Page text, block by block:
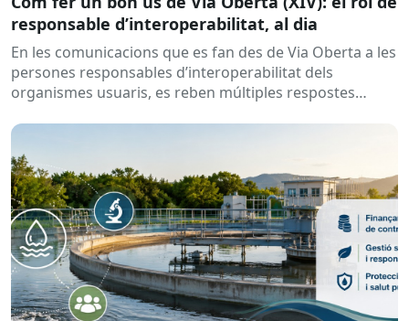
responsable d’interoperabilitat, al dia
En les comunicacions que es fan des de Via Oberta a les
persones responsables d’interoperabilitat dels
organismes usuaris, es reben múltiples respostes